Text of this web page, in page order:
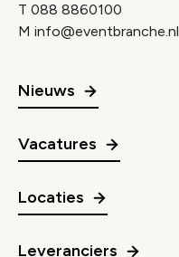
T 088 8860100
M info@eventbranche.nl
Nieuws
Vacatures
Locaties
Leveranciers